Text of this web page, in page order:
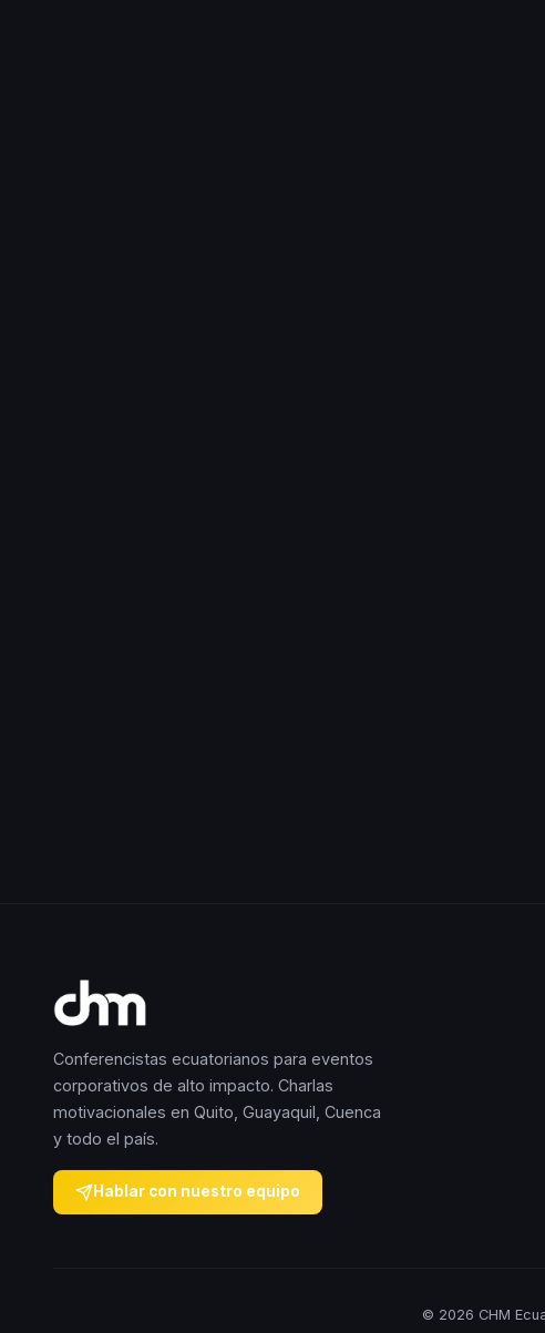
Conferencistas ecuatorianos para eventos
corporativos de alto impacto. Charlas
motivacionales en Quito, Guayaquil, Cuenca
y todo el país.
Hablar con nuestro equipo
© 2026 CHM